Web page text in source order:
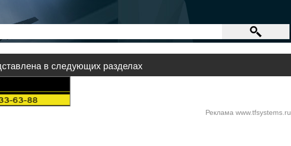
в следующих разделах
Реклама www.tfsystems.ru